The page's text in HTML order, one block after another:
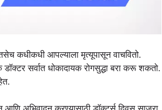
कधीकधी आपल्याला मृत्यूपासून वाचवितो.
सर्वात धोकादायक रोगसुद्धा बरा करू शकतो.